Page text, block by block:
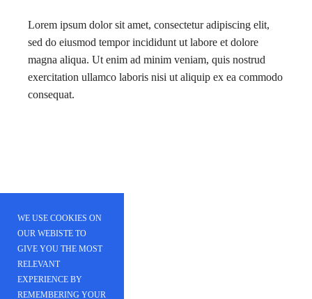
Lorem ipsum dolor sit amet, consectetur adipiscing elit,
sed do eiusmod tempor incididunt ut labore et dolore
magna aliqua. Ut enim ad minim veniam, quis nostrud
exercitation ullamco laboris nisi ut aliquip ex ea commodo
consequat.
WE USE COOKIES ON
OUR WEBISTE TO
GIVE YOU THE MOST
RELEVANT
EXPERIENCE BY
REMEMBERING YOUR